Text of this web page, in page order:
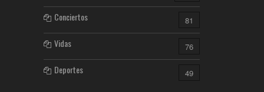
Conciertos 81
Vidas 76
Deportes 49